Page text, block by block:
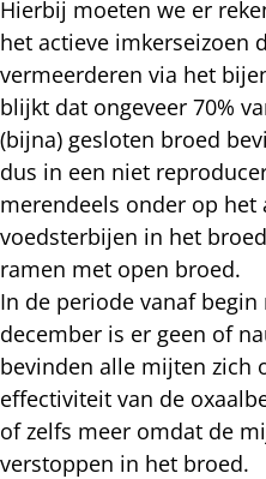
Hierbij moeten we er
het actieve imkerseizoen
vermeerderen via het
blijkt dat ongeveer 70%
(bijna) gesloten broed
dus in een niet
merendeels onder op het
voedsterbijen in het
ramen met open broed.
In de periode vanaf
december is er geen of
bevinden alle mijten zich
effectiviteit van de
of zelfs meer omdat de
verstoppen in het broed.